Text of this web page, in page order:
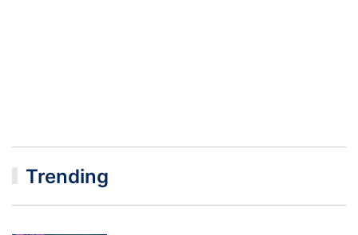
Trending